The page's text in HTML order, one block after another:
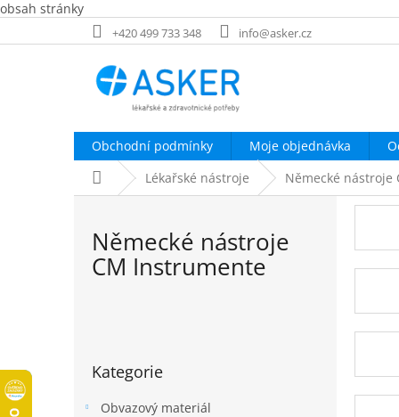
obsah stránky
na
+420 499 733 348 info@asker.cz
Obchodní podmínky Moje objednávka
Domů Lékařské nástroje Německé
Německé nástroje
CM Instrumente
kategorie
Kategorie
Obvazový materiál